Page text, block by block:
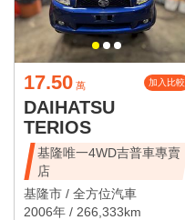
17.50 萬 加入比較
DAIHATSU
TERIOS
基隆唯一4WD吉普車專賣
店
基隆市 / 全方位汽車
2006年 / 266,333km